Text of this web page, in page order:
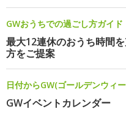
GWおうちでの過ごし方ガイド
最大12連休のおうち時間
方をご提案
日付からGW(ゴールデンウィ
GWイベントカレンダー